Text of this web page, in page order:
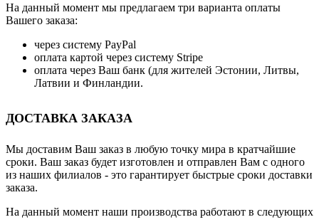
На данный момент мы предлагаем три варианта оплаты
Вашего заказа:
через систему PayPal
оплата картой через систему Stripe
оплата через Ваш банк (для жителей Эстонии, Литвы,
Латвии и Финландии.
ДОСТАВКА ЗАКАЗА
Мы доставим Ваш заказ в любую точку мира в кратчайшие
сроки. Ваш заказ будет изготовлен и отправлен Вам с одного
из наших филиалов - это гарантирует быстрые сроки доставки
заказа.
На данный момент наши производства работают в следующих